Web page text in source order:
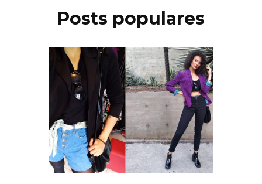
Posts populares